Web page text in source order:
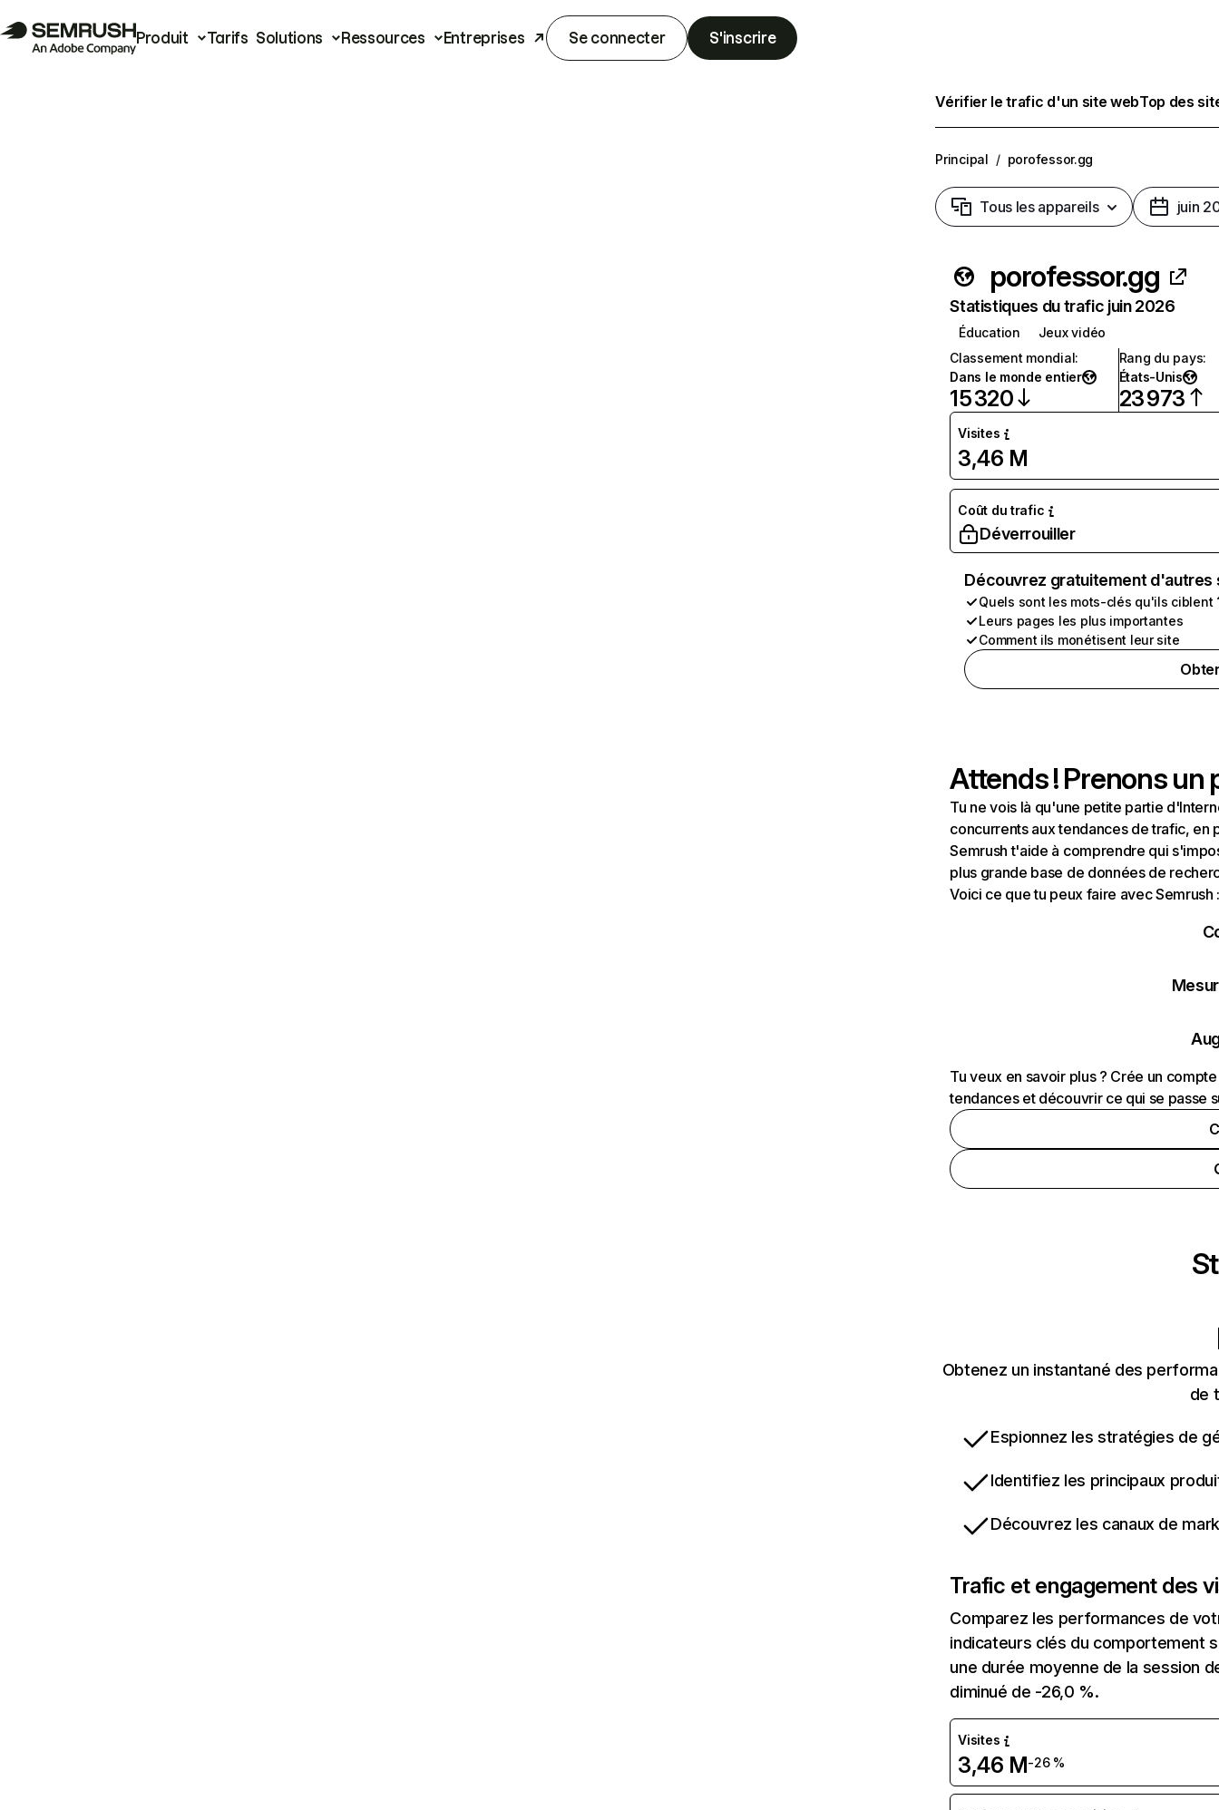
Produit Tarifs Solutions Ressources Entreprises Se connecter S'inscrire
Vérifier le trafic d'un site webTop des
Principal / porofessor.gg
Tous les appareils juin
porofessor.gg
Statistiques du trafic juin 2026
Éducation
Jeux vidéo
Classement mondial:
Dans le monde entier
15 320
Rang du pays:
États-Unis
23 973
Visites
3,46 M
Coût du trafic
Déverrouiller
Découvrez gratuitement
Quels sont les mots-clés qu'ils ciblent
Leurs pages les plus importantes
Comment ils monétisent leur site
Attends ! Prenons un
Tu ne vois là qu'une petite partie
concurrents aux tendances de trafic, en
Semrush t'aide à comprendre qui
plus grande base de données de
Voici ce que tu peux faire avec Semrush
Tu veux en savoir plus ? Crée un
tendances et découvrir ce qui se passe
Obtenez un instantané des
de
Espionnez les stratégies de
Identifiez les principaux
Découvrez les canaux de
Trafic et engagement des
Comparez les performances de
indicateurs clés du comportement
une durée moyenne de la session
diminué de -26,0 %.
Visites
3,46 M-26 %